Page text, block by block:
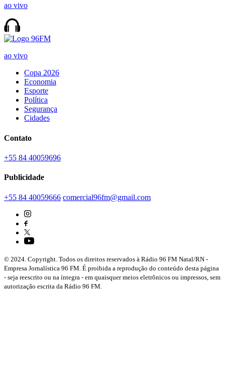
ao vivo
ao vivo
Copa 2026
Economia
Esporte
Política
Segurança
Cidades
Contato
+55 84 40059696
Publicidade
+55 84 40059666 comercial96fm@gmail.com
© 2024. Copyright. Todos os direitos reservados à Rádio 96 FM Natal/RN -
Empresa Jornalística 96 FM. É proibida a reprodução do conteúdo desta página
- seja reescrito ou na íntegra - em quaisquer meios eletrônicos ou impressos, sem
autorização escrita da Rádio 96 FM.